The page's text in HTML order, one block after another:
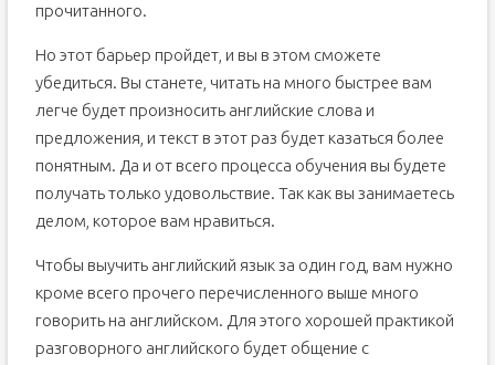
прочитанного.
Но этот барьер пройдет, и вы в этом сможете
убедиться. Вы станете, читать на много быстрее вам
легче будет произносить английские слова и
предложения, и текст в этот раз будет казаться более
понятным. Да и от всего процесса обучения вы будете
получать только удовольствие. Так как вы занимаетесь
делом, которое вам нравиться.
Чтобы выучить английский язык за один год, вам нужно
кроме всего прочего перечисленного выше много
говорить на английском. Для этого хорошей практикой
разговорного английского будет общение с